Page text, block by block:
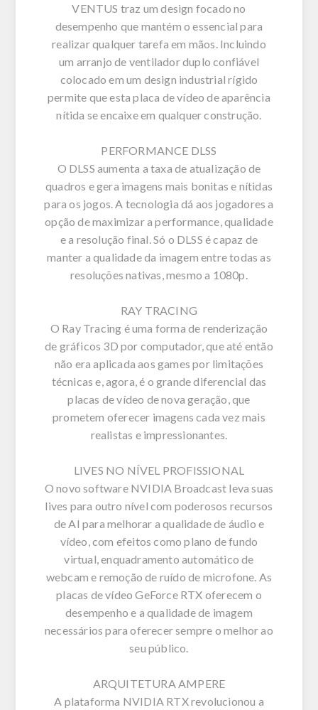
VENTUS traz um design focado no
desempenho que mantém o essencial para
realizar qualquer tarefa em mãos. Incluindo
um arranjo de ventilador duplo confiável
colocado em um design industrial rígido
permite que esta placa de vídeo de aparência
nítida se encaixe em qualquer construção.
PERFORMANCE DLSS
O DLSS aumenta a taxa de atualização de
quadros e gera imagens mais bonitas e nítidas
para os jogos. A tecnologia dá aos jogadores a
opção de maximizar a performance, qualidade
e a resolução final. Só o DLSS é capaz de
manter a qualidade da imagem entre todas as
resoluções nativas, mesmo a 1080p.
RAY TRACING
O Ray Tracing é uma forma de renderização
de gráficos 3D por computador, que até então
não era aplicada aos games por limitações
técnicas e, agora, é o grande diferencial das
placas de vídeo de nova geração, que
prometem oferecer imagens cada vez mais
realistas e impressionantes.
LIVES NO NÍVEL PROFISSIONAL
O novo software NVIDIA Broadcast leva suas
lives para outro nível com poderosos recursos
de AI para melhorar a qualidade de áudio e
vídeo, com efeitos como plano de fundo
virtual, enquadramento automático de
webcam e remoção de ruído de microfone. As
placas de vídeo GeForce RTX oferecem o
desempenho e a qualidade de imagem
necessários para oferecer sempre o melhor ao
seu público.
ARQUITETURA AMPERE
A plataforma NVIDIA RTX revolucionou a